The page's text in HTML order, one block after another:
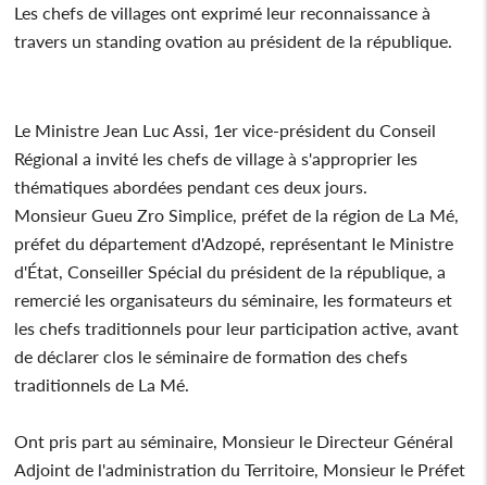
Les chefs de villages ont exprimé leur reconnaissance à
travers un standing ovation au président de la république.
Le Ministre Jean Luc Assi, 1er vice-président du Conseil
Régional a invité les chefs de village à s'approprier les
thématiques abordées pendant ces deux jours.
Monsieur Gueu Zro Simplice, préfet de la région de La Mé,
préfet du département d'Adzopé, représentant le Ministre
d'État, Conseiller Spécial du président de la république, a
remercié les organisateurs du séminaire, les formateurs et
les chefs traditionnels pour leur participation active, avant
de déclarer clos le séminaire de formation des chefs
traditionnels de La Mé.
Ont pris part au séminaire, Monsieur le Directeur Général
Adjoint de l'administration du Territoire, Monsieur le Préfet